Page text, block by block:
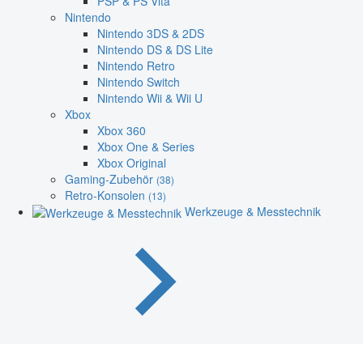
Nintendo
Nintendo 3DS & 2DS
Nintendo DS & DS Lite
Nintendo Retro
Nintendo Switch
Nintendo Wii & Wii U
Xbox
Xbox 360
Xbox One & Series
Xbox Original
Gaming-Zubehör (38)
Retro-Konsolen (13)
Werkzeuge & Messtechnik